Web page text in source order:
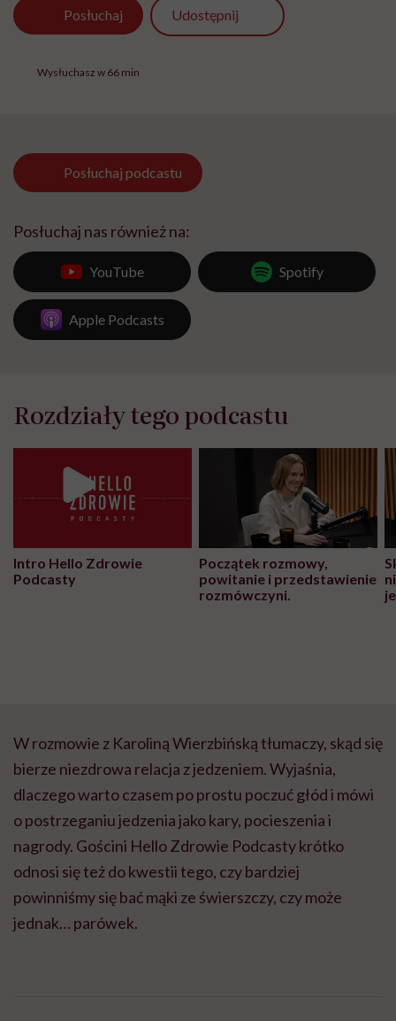
Posłuchaj Udostępnij
Wysłuchasz w 66 min
Posłuchaj podcastu
Posłuchaj nas również na:
YouTube Spotify
Apple Podcasts
Rozdziały tego podcastu
Intro Hello Zdrowie
Podcasty
Początek rozmowy,
powitanie i przedstawienie
rozmówczyni.
W rozmowie z Karoliną Wierzbińską tłumaczy, skąd się
bierze niezdrowa relacja z jedzeniem. Wyjaśnia,
dlaczego warto czasem po prostu poczuć głód i mówi
o postrzeganiu jedzenia jako kary, pocieszenia i
nagrody. Gościni Hello Zdrowie Podcasty krótko
odnosi się też do kwestii tego, czy bardziej
powinniśmy się bać mąki ze świerszczy, czy może
jednak… parówek.